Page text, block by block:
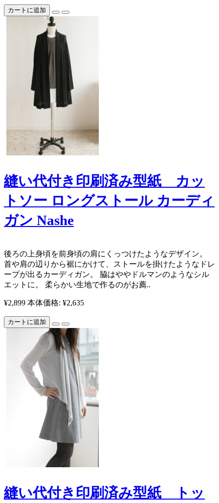
カートに追加
縫い代付き印刷済み型紙 カッ
トソー ロングストール カーディ
ガン Nashe
後ろの上身頃を前身頃の肩にくっつけたようなデザイン。
首や肩の辺りから裾にかけて、ストールを掛けたようなドレ
ープが出るカーディガン。 脇はややドルマンのようなシル
エットに。 柔らかい生地で作るのがお薦..
¥2,899 本体価格: ¥2,635
カートに追加
縫い代付き印刷済み型紙 トッ